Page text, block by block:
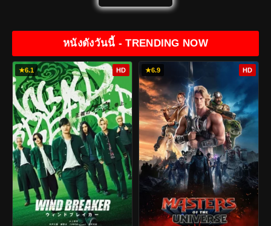
หนังดังวันนี้ - TRENDING NOW
★6.1 HD ★6.9 HD